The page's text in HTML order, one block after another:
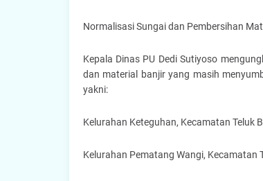
Normalisasi Sungai dan Pembersihan
Kepala Dinas PU Dedi Sutiyoso
dan material banjir yang masih
yakni:
Kelurahan Keteguhan, Kecamatan Teluk
Kelurahan Pematang Wangi, Kecamatan